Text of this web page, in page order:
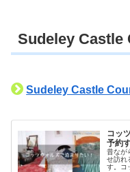
Sudeley Castle
Sudeley Castle
コッ
予約
昔なが
せ訪れ
す。コ